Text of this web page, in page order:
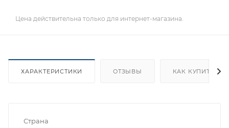
Цена действительна только для интернет-магазина.
ХАРАКТЕРИСТИКИ ОТЗЫВЫ КАК КУПИТЬ
Страна